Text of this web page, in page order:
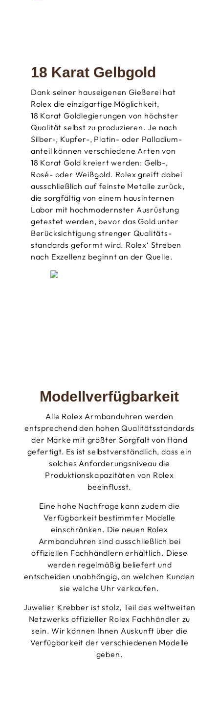
18 Karat Gelbgold
Dank seiner hauseigenen Gießerei hat
Rolex die einzigartige Möglichkeit,
18 Karat Gold­legierungen von höchster
Qualität selbst zu produzieren. Je nach
Silber-, Kupfer-, Platin- oder Palladium­
anteil können verschiedene Arten von
18 Karat Gold kreiert werden: Gelb-,
Rosé- oder Weißgold. Rolex greift dabei
ausschließlich auf feinste Metalle zurück,
die sorgfältig von einem hausinternen
Labor mit hochmodernster Ausrüstung
getestet werden, bevor das Gold unter
Berücksichtigung strenger Qualitäts­
standards geformt wird. Rolex‘ Streben
nach Exzellenz beginnt an der Quelle.
Modellverfügbarkeit
Alle Rolex Armbanduhren werden
entsprechend den hohen Qualitätsstandards
der Marke mit größter Sorgfalt von Hand
gefertigt. Es ist selbstverständlich, dass ein
solches Anforderungsniveau die
Produktionskapazitäten von Rolex
beeinflusst.
Eine hohe Nachfrage kann zudem die
Verfügbarkeit bestimmter Modelle
einschränken. Die neuen Rolex
Armbanduhren sind ausschließlich bei
offiziellen Fachhändlern erhältlich. Diese
werden regelmäßig beliefert und
entscheiden unabhängig, an welchen Kunden
sie welche Uhr verkaufen.
Juwelier Krebber ist stolz, Teil des weltweiten
Netzwerks offizieller Rolex Fachhändler zu
sein. Wir können Ihnen Auskunft über die
Verfügbarkeit der verschiedenen Modelle
geben.